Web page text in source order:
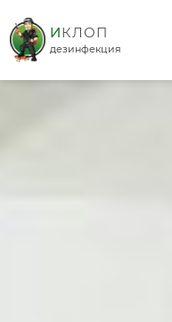
дезинфекция